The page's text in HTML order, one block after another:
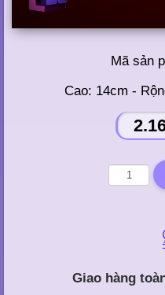
Mã sản
Cao: 14cm -
Giao hàng